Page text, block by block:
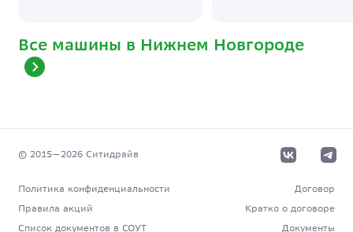
Все машины в Нижнем Новгороде
© 2015—2026 Cитидрайв
Политика конфиденциальности
Правила акций
Список документов в СОУТ
Договор
Кратко о договоре
Документы